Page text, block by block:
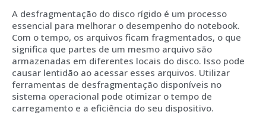
A desfragmentação do disco rígido é um processo
essencial para melhorar o desempenho do notebook.
Com o tempo, os arquivos ficam fragmentados, o que
significa que partes de um mesmo arquivo são
armazenadas em diferentes locais do disco. Isso pode
causar lentidão ao acessar esses arquivos. Utilizar
ferramentas de desfragmentação disponíveis no
sistema operacional pode otimizar o tempo de
carregamento e a eficiência do seu dispositivo.